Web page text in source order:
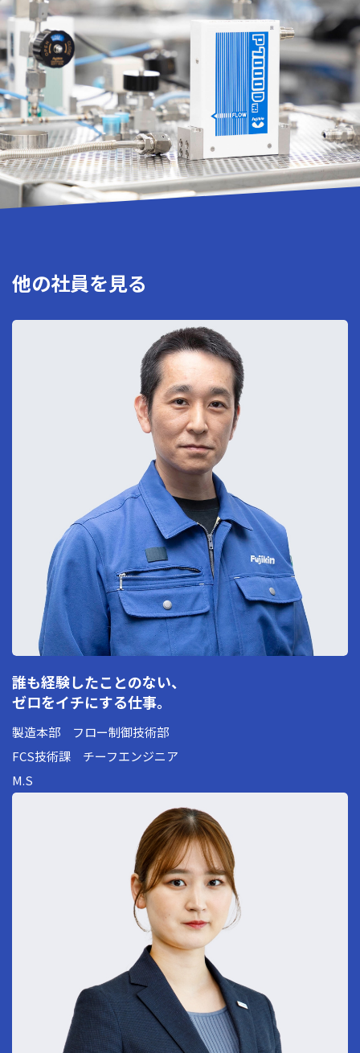
他の社員を見る
誰も経験したことのない、
ゼロをイチにする仕事。
製造本部 フロー制御技術部
FCS技術課 チーフエンジニア
M.S